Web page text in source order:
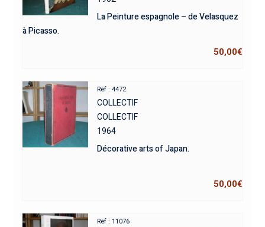
La Peinture espagnole – de Velasquez
à Picasso.
50,00€
Réf : 4472
COLLECTIF
COLLECTIF
1964
Décorative arts of Japan.
50,00€
Réf : 11076